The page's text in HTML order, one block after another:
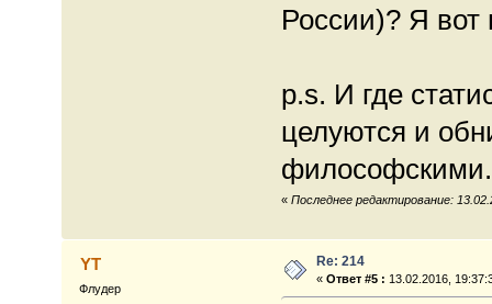
России)? Я вот
p.s. И где
целуются и
философскими.
« Последнее редактирование:
YT
Флудер
Re: 214
«Ответ #5 : 13.02.2016,